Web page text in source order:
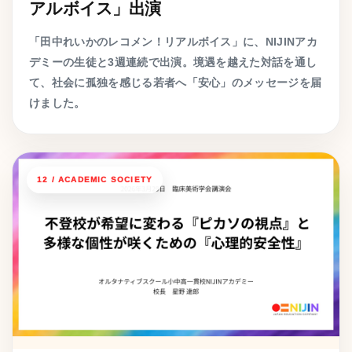
アルボイス」出演
「田中れいかのレコメン！リアルボイス」に、NIJINアカ
デミーの生徒と3週連続で出演。境遇を越えた対話を通し
て、社会に孤独を感じる若者へ「安心」のメッセージを届
けました。
12 / ACADEMIC SOCIETY